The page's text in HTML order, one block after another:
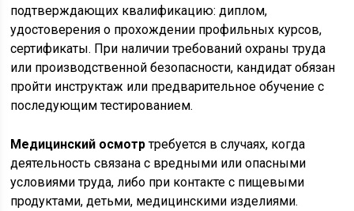
подтверждающих квалификацию: диплом,
удостоверения о прохождении профильных курсов,
сертификаты. При наличии требований охраны труда
или производственной безопасности, кандидат обязан
пройти инструктаж или предварительное обучение с
последующим тестированием.
Медицинский осмотртребуется в случаях, когда
деятельность связана с вредными или опасными
условиями труда, либо при контакте с пищевыми
продуктами, детьми, медицинскими изделиями.